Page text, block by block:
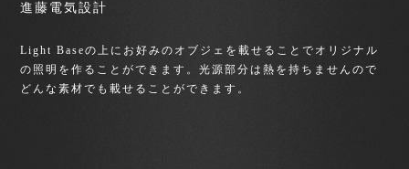
進藤電気設計
Light Baseの上にお好みのオブジェを載せることでオリジナル
の照明を作ることができます。光源部分は熱を持ちませんので
どんな素材でも載せることができます。